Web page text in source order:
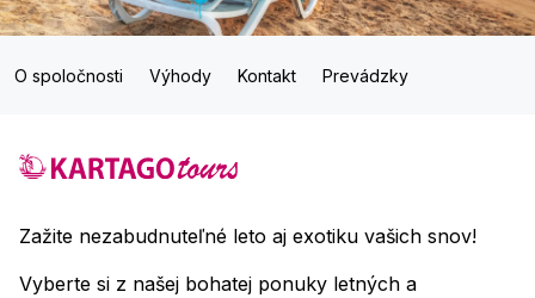
O spoločnosti Výhody Kontakt Prevádzky
Zažite nezabudnuteľné leto aj exotiku vašich snov!
Vyberte si z našej bohatej ponuky letných a